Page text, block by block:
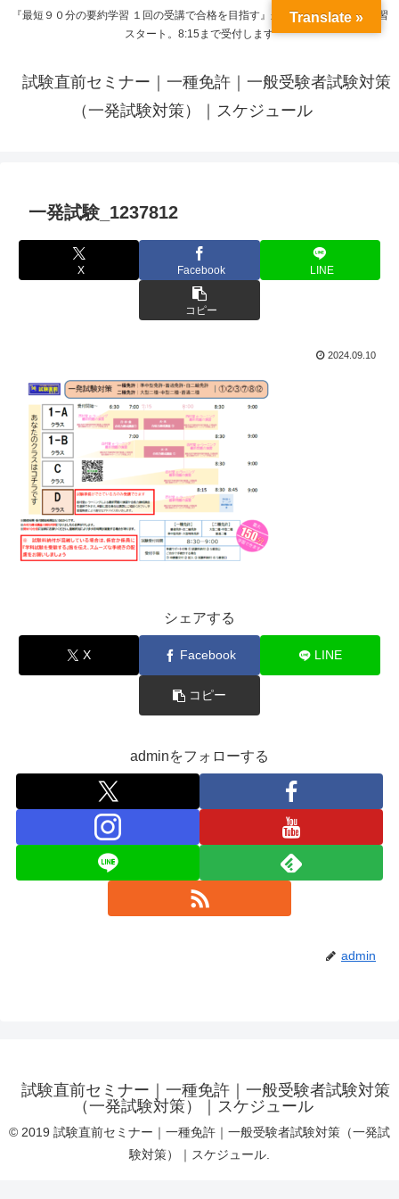
『最短９０分の要約学習 １回の受講で合格を目指す』来呼応した時間から学習
スタート。8:15まで受付します
試験直前セミナー｜一種免許｜一般受験者試験対策
（一発試験対策）｜スケジュール
一発試験_1237812
X Facebook LINE
コピー
2024.09.10
シェアする
X Facebook LINE
コピー
adminをフォローする
admin
試験直前セミナー｜一種免許｜一般受験者試験対策
（一発試験対策）｜スケジュール
© 2019 試験直前セミナー｜一種免許｜一般受験者試験対策（一発試
験対策）｜スケジュール.
Translate »